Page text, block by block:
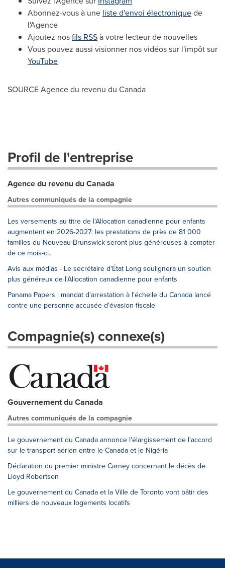
Abonnez-vous à une liste d'envoi électroniquede
l'Agence
Ajoutez nosfils RSSà votre lecteur de nouvelles
Vous pouvez aussi visionner nos vidéos sur l'impôt sur
YouTube
SOURCE Agence du revenu du Canada
Profil de l'entreprise
Agence du revenu du Canada
Autres communiqués de la compagnie
Les versements au titre de l'Allocation canadienne pour enfants
augmentent en 2026-2027: les prestations de près de 81 000
familles du Nouveau-Brunswick seront plus généreuses à compter
de ce mois-ci.
Avis aux médias - Le secrétaire d'État Long soulignera un soutien
plus généreux de l'Allocation canadienne pour enfants
Panama Papers : mandat d'arrestation à l'échelle du Canada lancé
contre une personne accusée d'évasion fiscale
Compagnie(s) connexe(s)
Gouvernement du Canada
Autres communiqués de la compagnie
Le gouvernement du Canada annonce l'élargissement de l'accord
sur le transport aérien entre le Canada et le Nigéria
Déclaration du premier ministre Carney concernant le décès de
Lloyd Robertson
Le gouvernement du Canada et la Ville de Toronto vont bâtir des
milliers de nouveaux logements locatifs